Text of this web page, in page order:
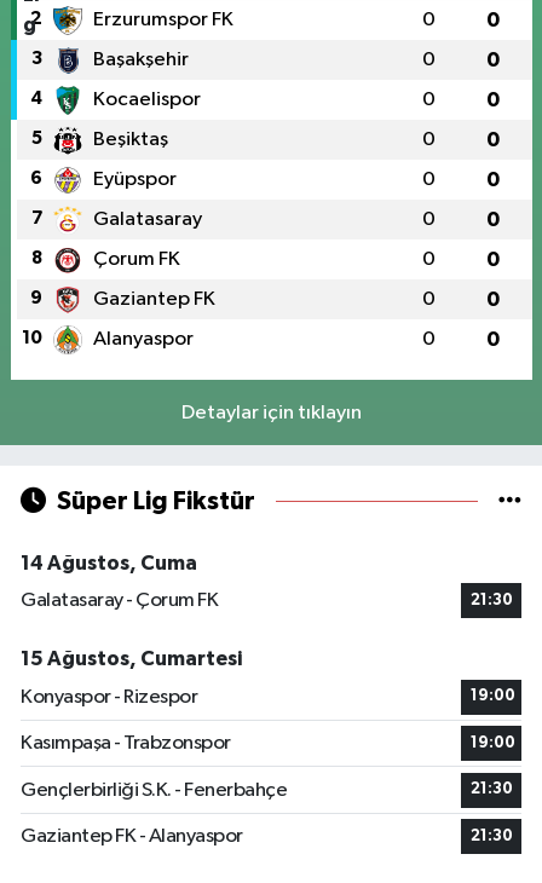
2 Erzurumspor FK 0 0
3 Başakşehir 0 0
4 Kocaelispor 0 0
5 Beşiktaş 0 0
6 Eyüpspor 0 0
7 Galatasaray 0 0
8 Çorum FK 0 0
9 Gaziantep FK 0 0
10 Alanyaspor 0 0
Detaylar için tıklayın
Süper Lig Fikstür
14 Ağustos, Cuma
Galatasaray - Çorum FK
21:30
15 Ağustos, Cumartesi
Konyaspor - Rizespor
19:00
Kasımpaşa - Trabzonspor 19:00
Gençlerbirliği S.K. - Fenerbahçe 21:30
Gaziantep FK - Alanyaspor 21:30